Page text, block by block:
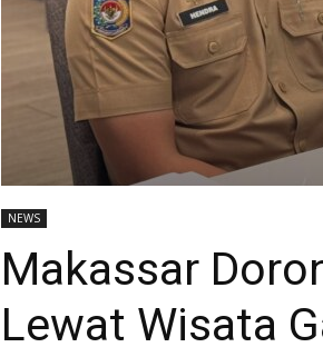
NEWS
Makassar
Lewat Wisata